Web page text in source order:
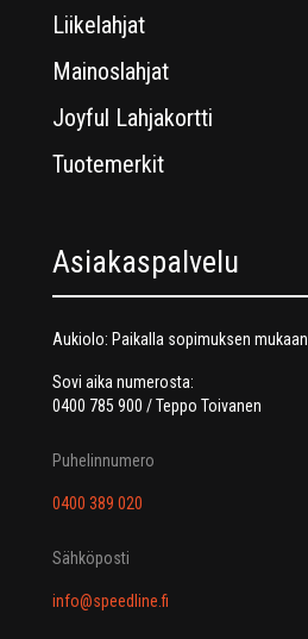
Liikelahjat
Mainoslahjat
Joyful Lahjakortti
Tuotemerkit
Asiakaspalvelu
Aukiolo: Paikalla sopimuksen mukaan.
Sovi aika numerosta:
0400 785 900 / Teppo Toivanen
Puhelinnumero
0400 389 020
Sähköposti
info@speedline.fi